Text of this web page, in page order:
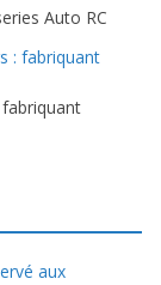
Auto RC